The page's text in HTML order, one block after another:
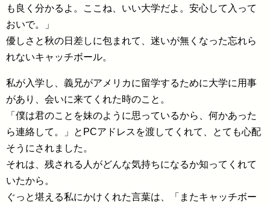
も良く分かるよ。ここね、いい大学だよ。安心して入って
おいで。」
優しさと秋の日差しに包まれて、迷いが無くなった忘れら
れないキャッチボール。
私が入学し、義兄がアメリカに留学するために大学に用事
があり、会いに来てくれた時のこと。
「僕は君のことを妹のように思っているから、何かあった
ら連絡して。」とPCアドレスを渡してくれて、とても心配
そうにされました。
それは、残される人がどんな気持ちになるか知ってくれて
いたから。
ぐっと堪える私にかけくれた言葉は、「またキャッチボー